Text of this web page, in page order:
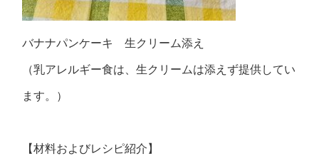
バナナパンケーキ 生クリーム添え
（乳アレルギー食は、生クリームは添えず提供してい
ます。）
【材料およびレシピ紹介】